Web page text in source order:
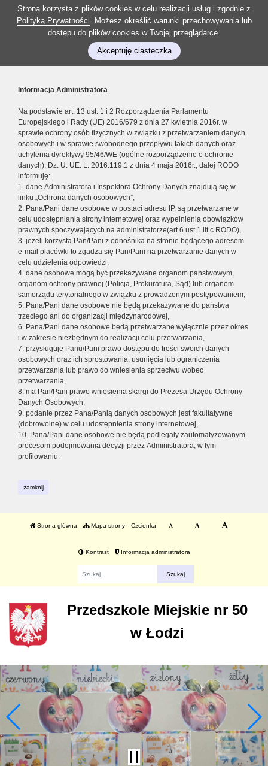
Strona korzysta z plików cookies w celu realizacji usług i zgodnie z
Polityką Prywatności. Możesz określić warunki przechowywania lub
dostępu do plików cookies w Twojej przeglądarce.
Akceptuję ciasteczka
Informacja Administratora
Na podstawie art. 13 ust. 1 i 2 Rozporządzenia Parlamentu
Europejskiego i Rady (UE) 2016/679 z dnia 27 kwietnia 2016r. w
sprawie ochrony osób fizycznych w związku z przetwarzaniem danych
osobowych i w sprawie swobodnego przepływu takich danych oraz
uchylenia dyrektywy 95/46/WE (ogólne rozporządzenie o ochronie
danych), Dz. U. UE. L. 2016.119.1 z dnia 4 maja 2016r., dalej RODO
informuję:
1. dane Administratora i Inspektora Ochrony Danych znajdują się w
linku „Ochrona danych osobowych”,
2. Pana/Pani dane osobowe w postaci adresu IP, są przetwarzane w
celu udostępniania strony internetowej oraz wypełnienia obowiązków
prawnych spoczywających na administratorze(art.6 ust.1 lit.c RODO),
3. jeżeli korzysta Pan/Pani z odnośnika na stronie będącego adresem
e-mail placówki to zgadza się Pan/Pani na przetwarzanie danych w
celu udzielenia odpowiedzi,
4. dane osobowe mogą być przekazywane organom państwowym,
organom ochrony prawnej (Policja, Prokuratura, Sąd) lub organom
samorządu terytorialnego w związku z prowadzonym postępowaniem,
5. Pana/Pani dane osobowe nie będą przekazywane do państwa
trzeciego ani do organizacji międzynarodowej,
6. Pana/Pani dane osobowe będą przetwarzane wyłącznie przez okres
i w zakresie niezbędnym do realizacji celu przetwarzania,
7. przysługuje Panu/Pani prawo dostępu do treści swoich danych
osobowych oraz ich sprostowania, usunięcia lub ograniczenia
przetwarzania lub prawo do wniesienia sprzeciwu wobec
przetwarzania,
8. ma Pan/Pani prawo wniesienia skargi do Prezesa Urzędu Ochrony
Danych Osobowych,
9. podanie przez Pana/Panią danych osobowych jest fakultatywne
(dobrowolne) w celu udostępnienia strony internetowej,
10. Pana/Pani dane osobowe nie będą podlegały zautomatyzowanym
procesom podejmowania decyzji przez Administratora, w tym
profilowaniu.
zamknij
Strona główna Mapa strony Czcionka
Kontrast Informacja administratora
Przedszkole Miejskie nr 50
w Łodzi